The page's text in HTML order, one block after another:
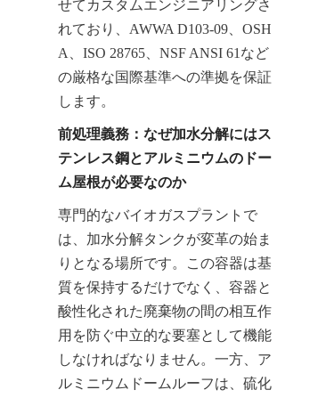
せてカスタムエンジニアリングさ
れており、AWWA D103-09、OSH
A、ISO 28765、NSF ANSI 61など
の厳格な国際基準への準拠を保証
します。
前処理義務：なぜ加水分解にはス
テンレス鋼とアルミニウムのドー
ム屋根が必要なのか
専門的なバイオガスプラントで
は、加水分解タンクが変革の始ま
りとなる場所です。この容器は基
質を保持するだけでなく、容器と
酸性化された廃棄物の間の相互作
用を防ぐ中立的な要塞として機能
しなければなりません。一方、ア
ルミニウムドームルーフは、硫化